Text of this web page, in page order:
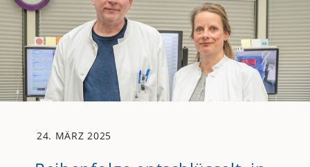
24. MÄRZ 2025